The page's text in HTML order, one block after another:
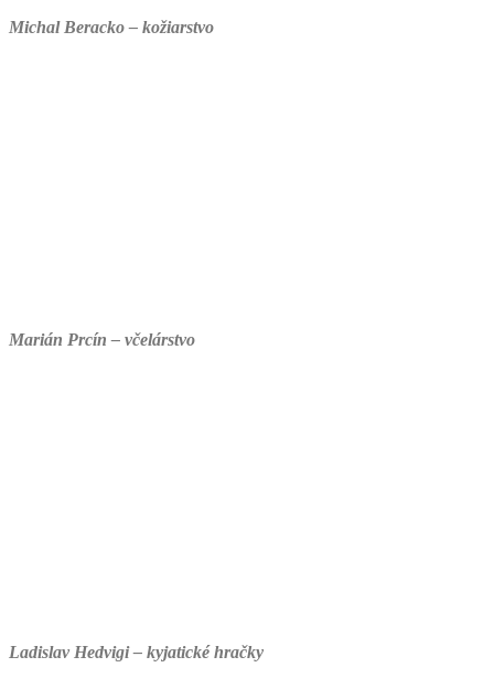
Michal Beracko – kožiarstvo
Marián Prcín – včelárstvo
Ladislav Hedvigi – kyjatické hračky